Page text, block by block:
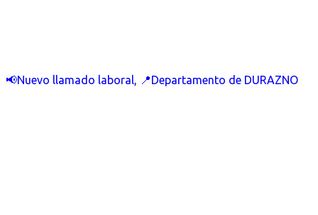
📢Nuevo llamado laboral, 📍Departamento de DURAZNO